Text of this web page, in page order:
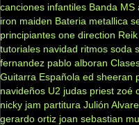
canciones infantiles Banda MS
iron maiden Bateria metallica
principiantes one direction Reik
tutoriales navidad ritmos soda
fernandez pablo alboran
Guitarra Española ed sheeran
navideños U2 judas priest zoé
nicky jam partitura Julión
gerardo ortiz joan sebastian